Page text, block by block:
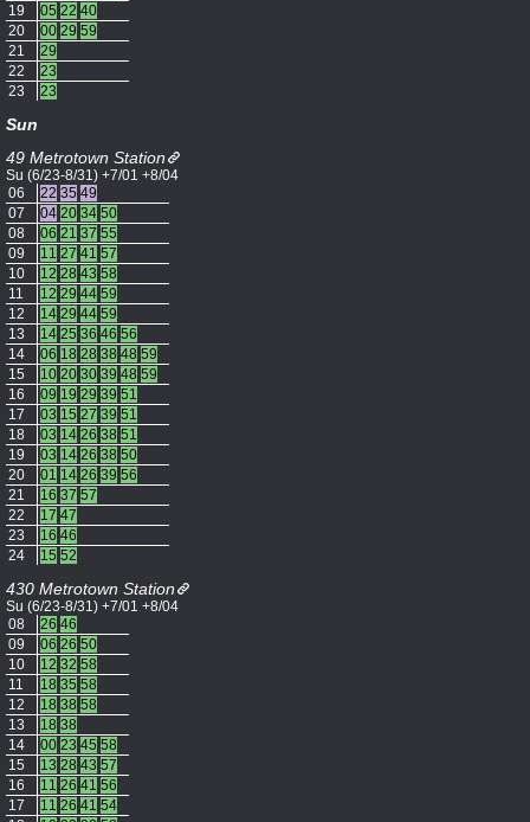
19
05 22 40
20
00 29 59
21
29
22
23
23
23
Sun
49 Metrotown Station
Su (6/23-8/31) +7/01 +8/04
06
22 35 49
07
04 20 34 50
08
06 21 37 55
09
11 27 41 57
10
12 28 43 58
11
12 29 44 59
12
14 29 44 59
13
14 25 36 46 56
14
06 18 28 38 48 59
15
10 20 30 39 48 59
16
09 19 29 39 51
17
03 15 27 39 51
18
03 14 26 38 51
19
03 14 26 38 50
20
01 14 26 39 56
21
16 37 57
22
17 47
23
16 46
24
15 52
430 Metrotown Station
Su (6/23-8/31) +7/01 +8/04
08
26 46
09
06 26 50
10
12 32 58
11
18 35 58
12
18 38 58
13
18 38
14
00 23 45 58
15
13 28 43 57
16
11 26 41 56
17
11 26 41 54